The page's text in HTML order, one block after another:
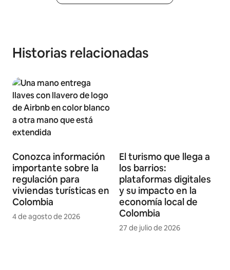
Historias relacionadas
Conozca información
importante sobre la
regulación para
viviendas turísticas en
Colombia
4 de agosto de 2026
El turismo que llega a
los barrios:
plataformas digitales
y su impacto en la
economía local de
Colombia
27 de julio de 2026